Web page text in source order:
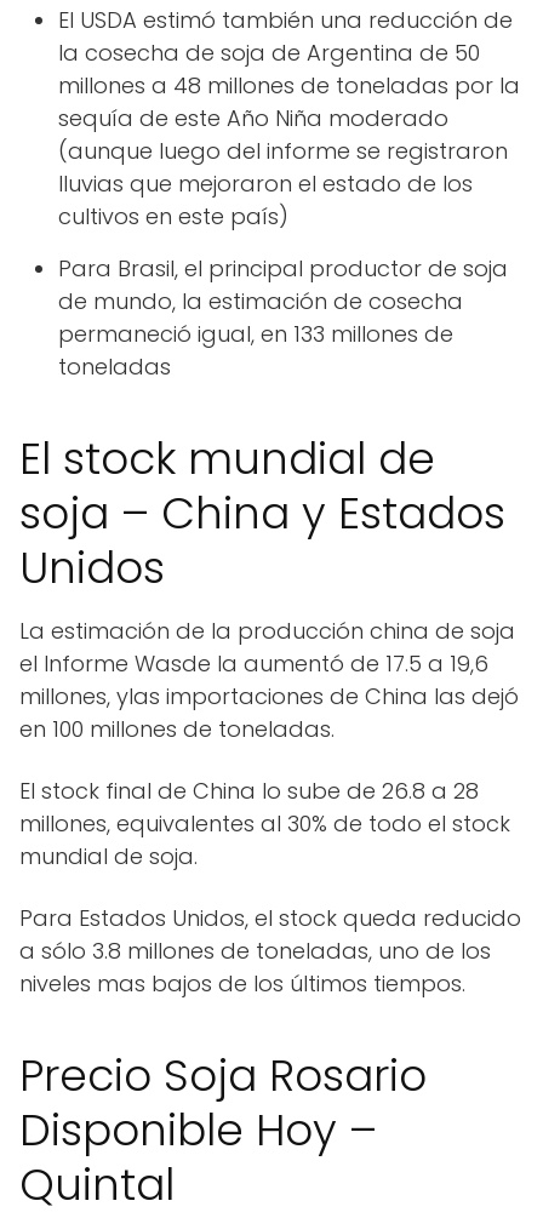
El USDA estimó también una reducción de
la cosecha de soja de Argentina de 50
millones a 48 millones de toneladas por la
sequía de este Año Niña moderado
(aunque luego del informe se registraron
lluvias que mejoraron el estado de los
cultivos en este país)
Para Brasil, el principal productor de soja
de mundo, la estimación de cosecha
permaneció igual, en 133 millones de
toneladas
El stock mundial de
soja – China y Estados
Unidos
La estimación de la producción china de soja
el Informe Wasde la aumentó de 17.5 a 19,6
millones, ylas importaciones de China las dejó
en 100 millones de toneladas.
El stock final de China lo sube de 26.8 a 28
millones, equivalentes al 30% de todo el stock
mundial de soja.
Para Estados Unidos, el stock queda reducido
a sólo 3.8 millones de toneladas, uno de los
niveles mas bajos de los últimos tiempos.
Precio Soja Rosario
Disponible Hoy –
Quintal